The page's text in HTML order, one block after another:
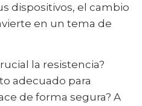
dispositivos, el cambio
en un tema de
la resistencia?
adecuado para
de forma segura? A